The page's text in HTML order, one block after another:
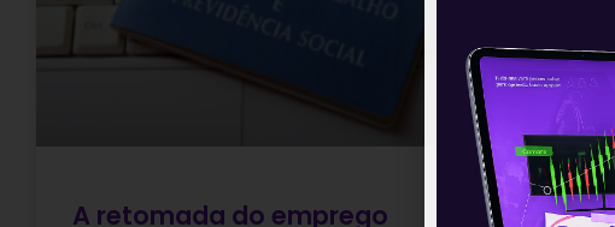
A retomada do emprego